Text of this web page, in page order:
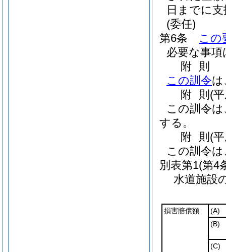
日までに
(委任)
第6条
この
必要な事
附 則
この訓令は
附 則 (
この訓令
する。
附 則 (
この訓令
別表第1(第4
水道施設
損害賠償額 (A)
(B)
(C)